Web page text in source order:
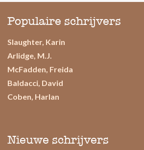
Populaire schrijvers
Slaughter, Karin
Arlidge, M.J.
McFadden, Freida
Baldacci, David
Coben, Harlan
Nieuwe schrijvers